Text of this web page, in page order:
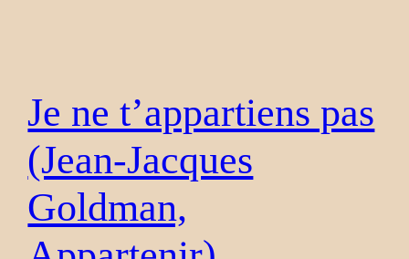
Je ne t’appartiens pas
(Jean-Jacques
Goldman,